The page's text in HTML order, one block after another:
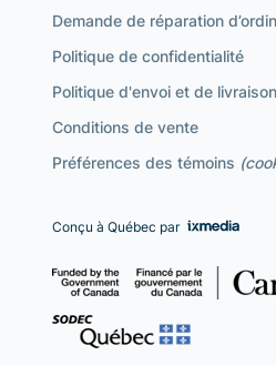
Demande de réparation
Politique de confidentialité
Politique d'envoi et de livraison
Conditions de vente
Préférences des témoins
Conçu à Québec par